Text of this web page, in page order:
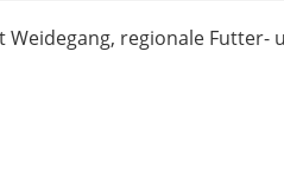
regionale Futter-